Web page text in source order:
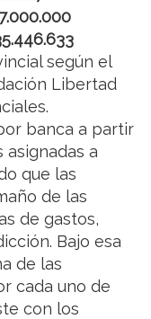
según el
Libertad
banca a partir
a
que las
de las
de gastos,
Bajo esa
de las
cada uno de
con los